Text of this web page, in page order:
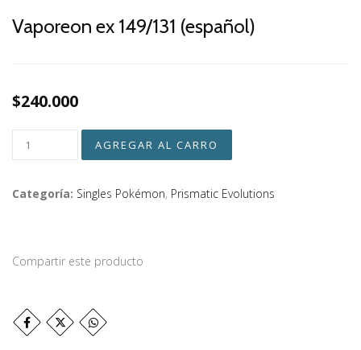
Vaporeon ex 149/131 (español)
$240.000
Categoría: Singles Pokémon, Prismatic Evolutions
Compartir este producto